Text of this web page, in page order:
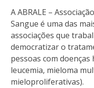
A ABRALE –
Sangue é uma das
associações que
democratizar o
pessoas com
leucemia, mieloma
mieloproliferativas).